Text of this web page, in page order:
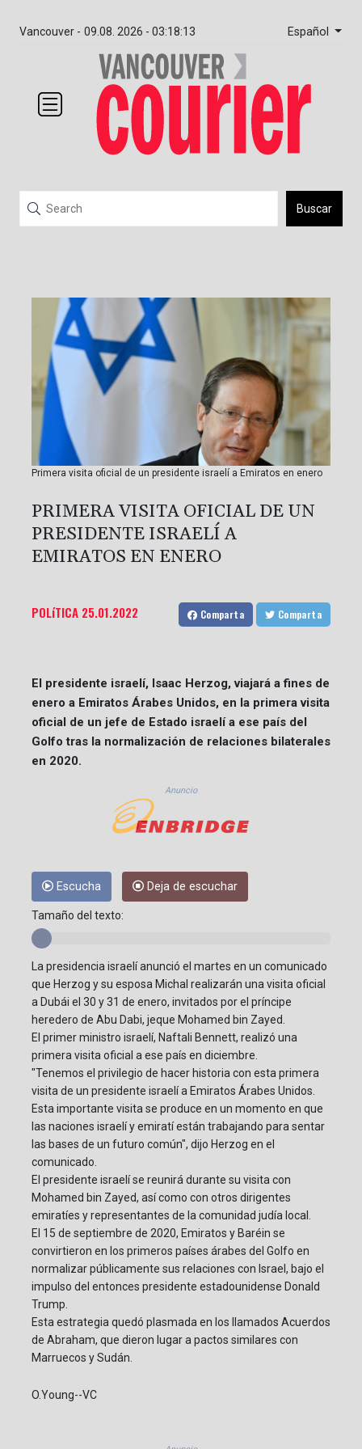
Vancouver - 09.08. 2026 - 03:18:13 Español
Buscar
Primera visita oficial de un presidente israelí a Emiratos en enero
PRIMERA VISITA OFICIAL DE UN
PRESIDENTE ISRAELÍ A
EMIRATOS EN ENERO
POLíTICA 25.01.2022 Comparta Comparta
El presidente israelí, Isaac Herzog, viajará a fines de
enero a Emiratos Árabes Unidos, en la primera visita
oficial de un jefe de Estado israelí a ese país del
Golfo tras la normalización de relaciones bilaterales
en 2020.
Anuncio
Escucha Deja de escuchar
Tamaño del texto:
La presidencia israelí anunció el martes en un comunicado
que Herzog y su esposa Michal realizarán una visita oficial
a Dubái el 30 y 31 de enero, invitados por el príncipe
heredero de Abu Dabi, jeque Mohamed bin Zayed.
El primer ministro israelí, Naftali Bennett, realizó una
primera visita oficial a ese país en diciembre.
"Tenemos el privilegio de hacer historia con esta primera
visita de un presidente israelí a Emiratos Árabes Unidos.
Esta importante visita se produce en un momento en que
las naciones israelí y emiratí están trabajando para sentar
las bases de un futuro común", dijo Herzog en el
comunicado.
El presidente israelí se reunirá durante su visita con
Mohamed bin Zayed, así como con otros dirigentes
emiratíes y representantes de la comunidad judía local.
El 15 de septiembre de 2020, Emiratos y Baréin se
convirtieron en los primeros países árabes del Golfo en
normalizar públicamente sus relaciones con Israel, bajo el
impulso del entonces presidente estadounidense Donald
Trump.
Esta estrategia quedó plasmada en los llamados Acuerdos
de Abraham, que dieron lugar a pactos similares con
Marruecos y Sudán.
O.Young--VC